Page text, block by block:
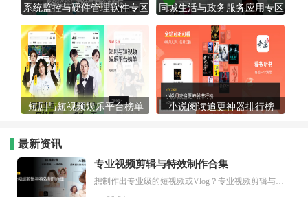
系统监控与硬件管理软件专区 同城生活与政务服务应用专区
短剧与短视频娱乐平台榜单 小说阅读追更神器排行榜
最新资讯
专业视频剪辑与特效制作合集
想制作出专业级的短视频或Vlog？专业视频剪辑与特效制作大全专题为你提供了从剪辑、抠像到特效包装的全套解决方案。无论是添加炫酷的片头、进行精准的视频抠图，还是制...